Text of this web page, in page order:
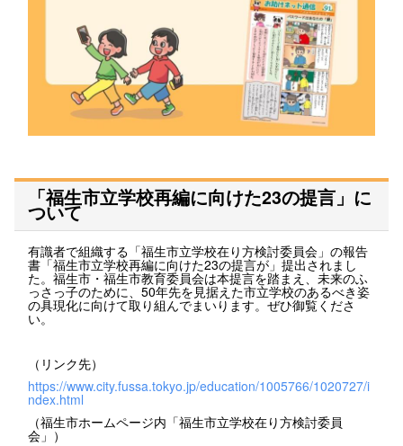
「福生市立学校再編に向けた23の提言」に
ついて
有識者で組織する「福生市立学校在り方検討委員会」の報告
書「福生市立学校再編に向けた23の提言が」提出されまし
た。福生市・福生市教育委員会は本提言を踏まえ、未来のふ
っさっ子のために、50年先を見据えた市立学校のあるべき姿
の具現化に向けて取り組んでまいります。ぜひ御覧くださ
い。
（リンク先）
https://www.city.fussa.tokyo.jp/education/1005766/1020727/i
ndex.html
（福生市ホームページ内「福生市立学校在り方検討委員
会」）